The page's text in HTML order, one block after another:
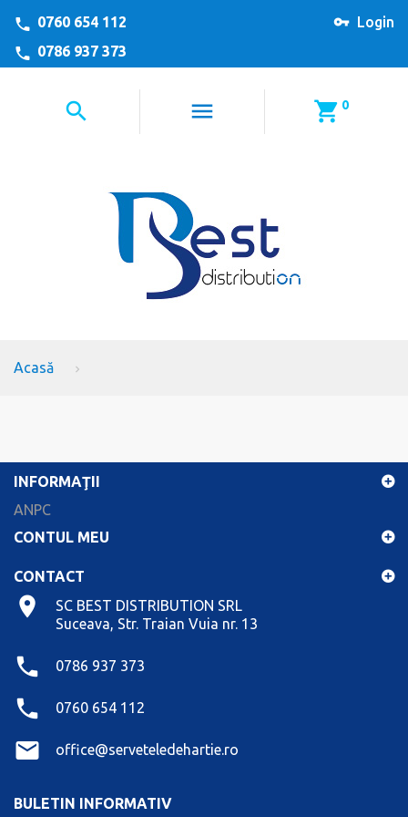
Login
0760 654 112
0786 937 373
0
Acasă
INFORMAŢII
ANPC
CONTUL MEU
CONTACT
SC BEST DISTRIBUTION SRL
Suceava, Str. Traian Vuia nr. 13
0786 937 373
0760 654 112
office@serveteledehartie.ro
BULETIN INFORMATIV